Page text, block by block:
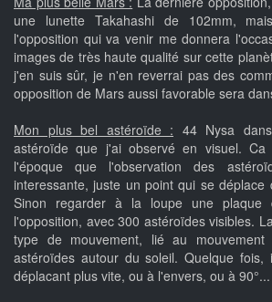
une lunette Takahashi de 102mm,
l'opposition qui va venir me donnera
images de très haute qualité sur cette
j'en suis sûr, je n'en reverrai pas des
opposition de Mars aussi favorable sera
Mon plus bel astéroïde : 44 Nysa
astéroïde que j'ai observé en visuel. Ca
l'époque que l'observation des
interessante, juste un point qui se déplace
Sinon regarder à la loupe une plaque
l'opposition, avec 300 astéroïdes visibles.
type de mouvement, lié au
astéroïdes autour du soleil. Quelque
déplacant plus vite, ou à l'envers, ou à 90°...